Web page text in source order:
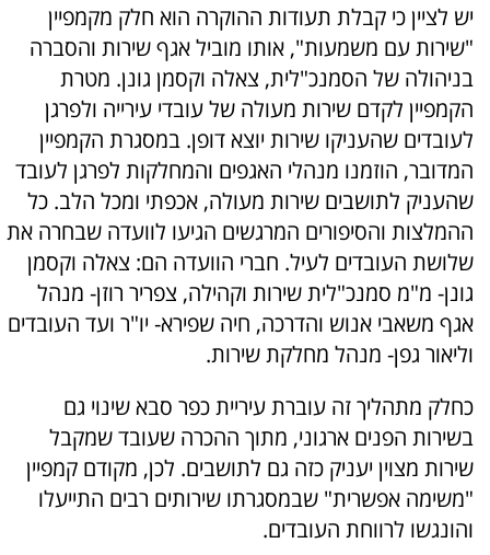
יש לציין כי קבלת תעודות ההוקרה הוא חלק מקמפיין
"שירות עם משמעות", אותו מוביל אגף שירות והסברה
בניהולה של הסמנכ"לית, צאלה וקסמן גונן. מטרת
הקמפיין לקדם שירות מעולה של עובדי עירייה ולפרגן
לעובדים שהעניקו שירות יוצא דופן. במסגרת הקמפיין
המדובר, הוזמנו מנהלי האגפים והמחלקות לפרגן לעובד
שהעניק לתושבים שירות מעולה, אכפתי ומכל הלב. כל
ההמלצות והסיפורים המרגשים הגיעו לוועדה שבחרה את
שלושת העובדים לעיל. חברי הוועדה הם: צאלה וקסמן
גונן- מ"מ סמנכ"לית שירות וקהילה, צפריר רוזן- מנהל
אגף משאבי אנוש והדרכה, חיה שפירא- יו"ר ועד העובדים
וליאור גפן- מנהל מחלקת שירות.
כחלק מתהליך זה עוברת עיריית כפר סבא שינוי גם
בשירות הפנים ארגוני, מתוך ההכרה שעובד שמקבל
שירות מצוין יעניק כזה גם לתושבים. לכן, מקודם קמפיין
"משימה אפשרית" שבמסגרתו שירותים רבים התייעלו
והונגשו לרווחת העובדים.